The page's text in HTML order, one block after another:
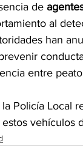
de
al
han
entre
la Policía Local
estos vehículos